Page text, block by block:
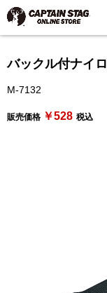
バックル付ナイ
M-7132
販売価格 ￥528 税込